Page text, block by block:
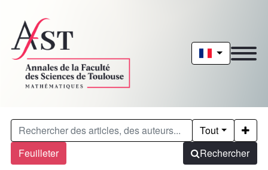
Feuilleter
Tout
Rechercher